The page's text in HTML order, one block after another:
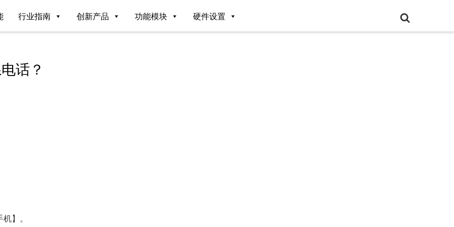
行业指南 创新产品 功能模块 硬件设置
话？
】。